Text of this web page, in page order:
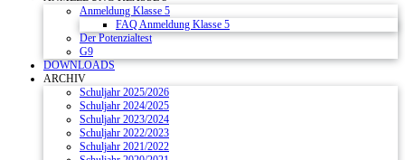
Anmeldung Klasse 5
FAQ Anmeldung Klasse 5
Der Potenzialtest
G9
DOWNLOADS
ARCHIV
Schuljahr 2025/2026
Schuljahr 2024/2025
Schuljahr 2023/2024
Schuljahr 2022/2023
Schuljahr 2021/2022